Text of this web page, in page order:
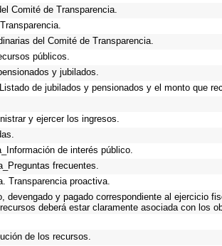
Comité de Transparencia.
del Comité de Transparencia.
públicos.
y jubilados.
de jubilados y pensionados y el monto que
y ejercer los ingresos.
de interés público.
frecuentes.
Transparencia proactiva.
devengado y pagado correspondiente al ejercicio
deberá estar claramente asociada con los
de los recursos.